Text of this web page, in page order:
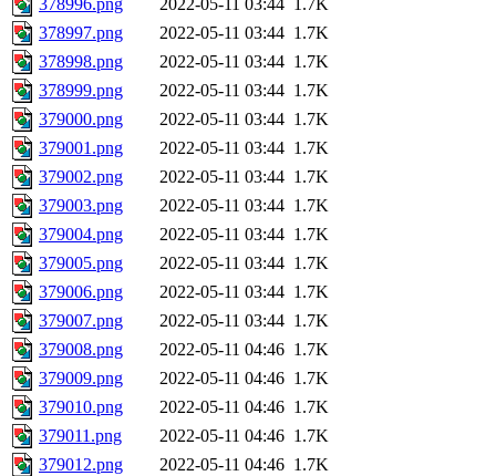
378996.png
2022-05-11 03:44 1.7K
378997.png
2022-05-11 03:44 1.7K
378998.png
2022-05-11 03:44 1.7K
378999.png
2022-05-11 03:44 1.7K
379000.png
2022-05-11 03:44 1.7K
379001.png
2022-05-11 03:44 1.7K
379002.png
2022-05-11 03:44 1.7K
379003.png
2022-05-11 03:44 1.7K
379004.png
2022-05-11 03:44 1.7K
379005.png
2022-05-11 03:44 1.7K
379006.png
2022-05-11 03:44 1.7K
379007.png
2022-05-11 03:44 1.7K
379008.png
2022-05-11 04:46 1.7K
379009.png
2022-05-11 04:46 1.7K
379010.png
2022-05-11 04:46 1.7K
379011.png
2022-05-11 04:46 1.7K
379012.png
2022-05-11 04:46 1.7K